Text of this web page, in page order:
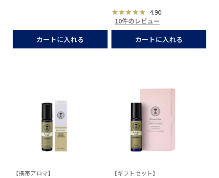
カートに入れる
4.90
10件のレビュー
カートに入れる
【携帯アロマ】 【ギフトセット】